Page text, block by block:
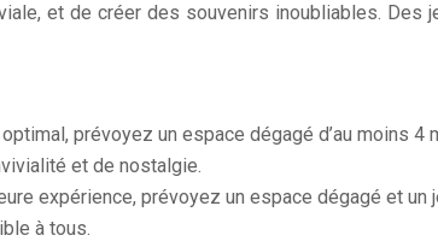
et de créer des souvenirs inoubliables. Des
prévoyez un espace dégagé d’au moins 4
et de nostalgie.
expérience, prévoyez un espace dégagé et
à tous.